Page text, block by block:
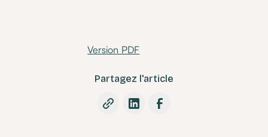
Version PDF
Partagez l'article